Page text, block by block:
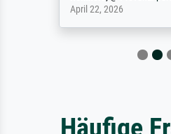
April 22, 2026
Häufige